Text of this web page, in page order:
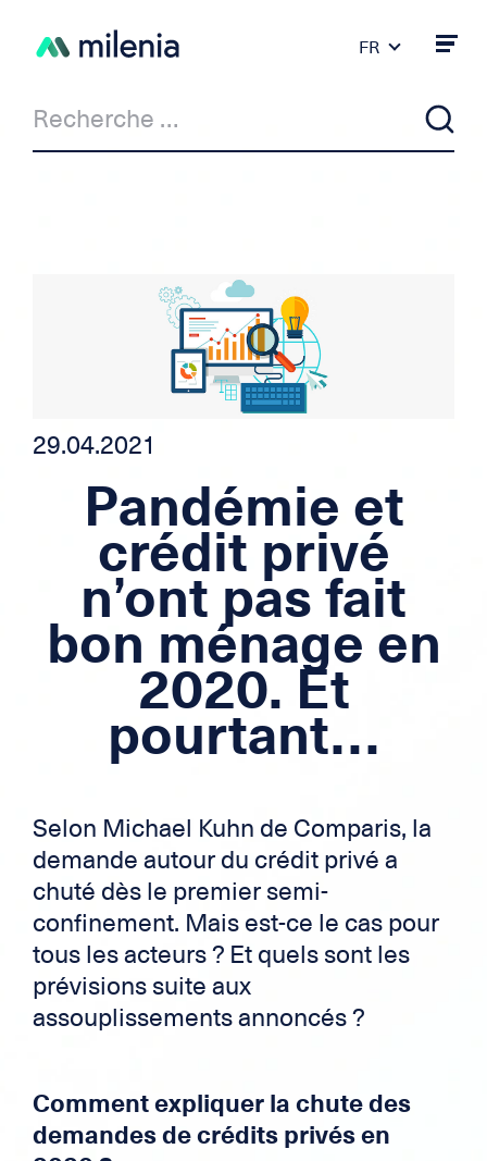
FR
29.04.2021
Pandémie et
crédit privé
n’ont pas fait
bon ménage en
2020. Et
pourtant…
Selon Michael Kuhn de Comparis, la
demande autour du crédit privé a
chuté dès le premier semi-
confinement. Mais est-ce le cas pour
tous les acteurs ? Et quels sont les
prévisions suite aux
assouplissements annoncés ?
Comment expliquer la chute des
demandes de crédits privés en
Milenia & Co
Crédit privé
Crédit auto/moto
Crédit pour indépendant
Crédit immobilier
Crédit frontalier
Carte de Crédit
Zek